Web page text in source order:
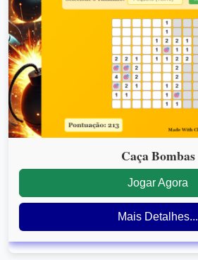
Caça Bombas
Jogar Agora
Mais Detalhes...